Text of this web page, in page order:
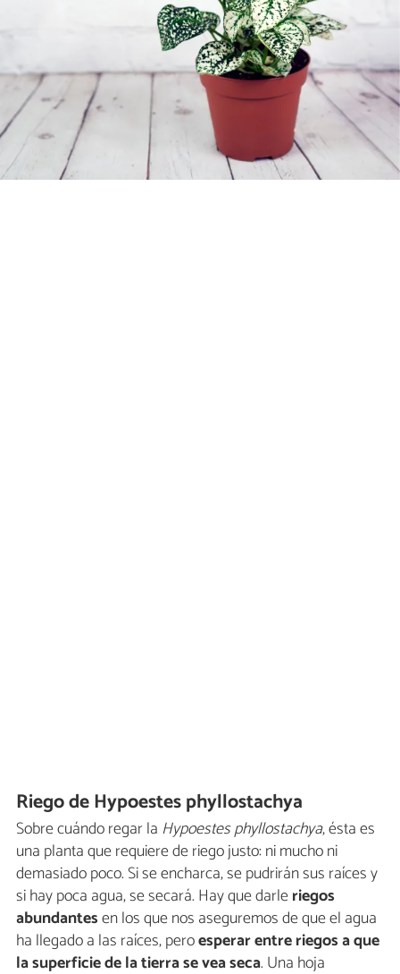
Riego de Hypoestes phyllostachya
Sobre cuándo regar la Hypoestes phyllostachya, ésta es
una planta que requiere de riego justo: ni mucho ni
demasiado poco. Si se encharca, se pudrirán sus raíces y
si hay poca agua, se secará. Hay que darleriegos
abundantesen los que nos aseguremos de que el agua
ha llegado a las raíces, peroesperar entre riegos a que
la superficie de la tierra se vea seca. Una hoja